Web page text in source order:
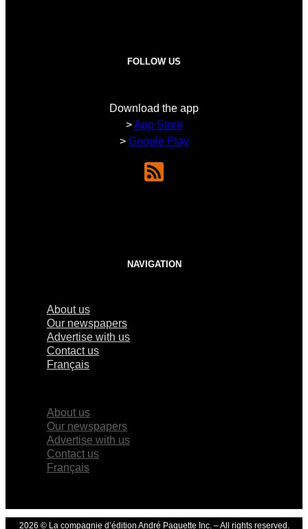
FOLLOW US
Download the app
>App Store
> Google Play
NAVIGATION
About us
Our newspapers
Advertise with us
Contact us
Français
About us
Our newspapers
Advertise with us
Contact us
Français
2026 © La compagnie d’édition André Paquette Inc. – All rights reserved.